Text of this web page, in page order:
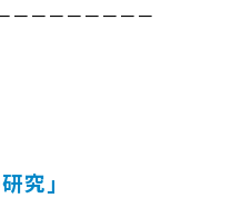
－－－－－－－－
究」